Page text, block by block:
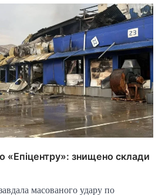
«Епіцентру»: знищено склади
масованого удару по